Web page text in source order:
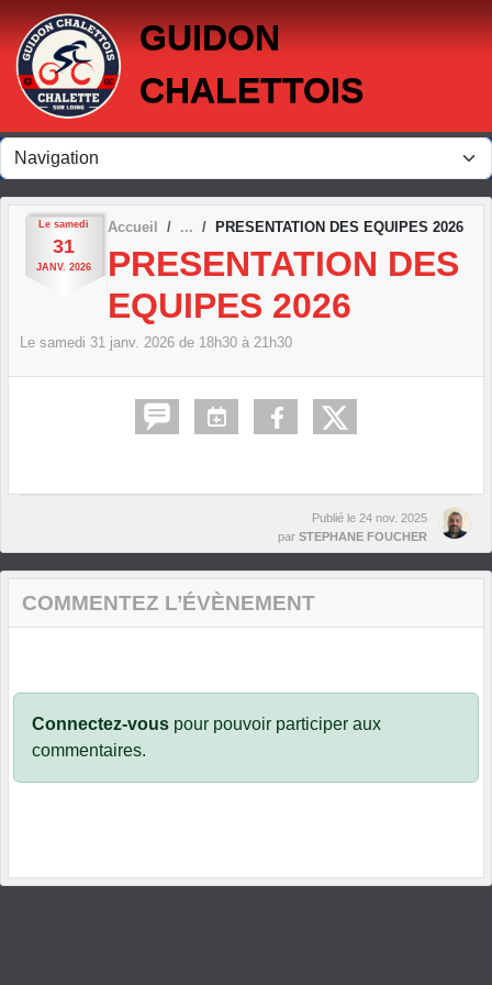
GUIDON
CHALETTOIS
Le samedi
31
JANV. 2026
Accueil PRESENTATION DES EQUIPES 2026
PRESENTATION DES
EQUIPES 2026
Le samedi 31 janv. 2026 de 18h30 à 21h30
Publié le 24 nov. 2025
par STEPHANE FOUCHER
COMMENTEZ L’ÉVÈNEMENT
Connectez-vous pour pouvoir participer aux
commentaires.
Panneau de gestion des cookies